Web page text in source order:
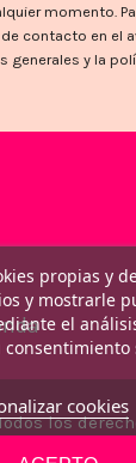
momento.
contacto en el
generales y la
propias y
y mostrarle
el
cookies
los